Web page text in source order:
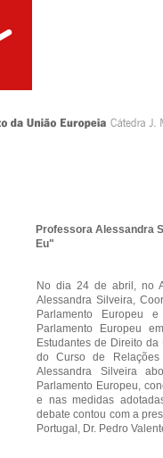
Professora Alessandra
Eu"
No dia 24 de abril, no
Alessandra Silveira,
Parlamento Europeu
Parlamento Europeu
Estudantes de Direito
do Curso de Relações
Alessandra Silveira
Parlamento Europeu,
e nas medidas
debate contou com a
Portugal, Dr. Pedro